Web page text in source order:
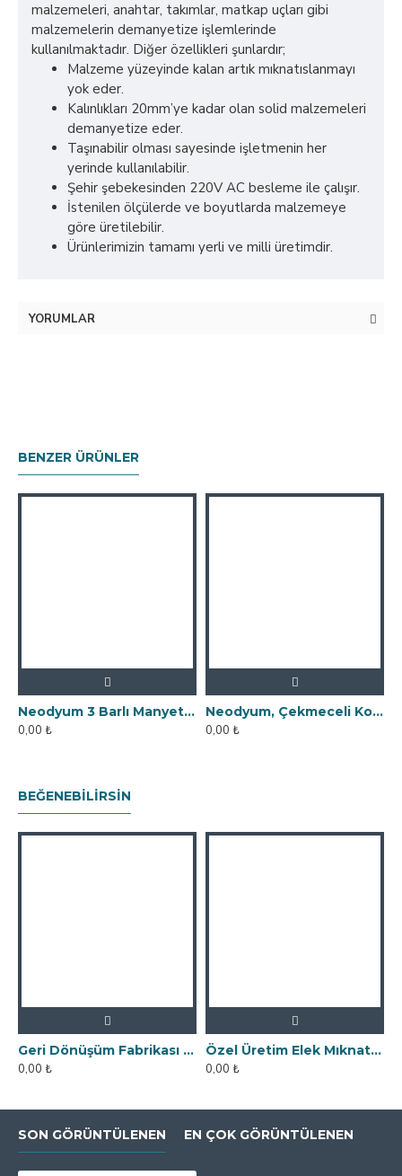
malzemeleri, anahtar, takımlar, matkap uçları gibi
malzemelerin demanyetize işlemlerinde
kullanılmaktadır. Diğer özellikleri şunlardır;
Malzeme yüzeyinde kalan artık mıknatıslanmayı
yok eder.
Kalınlıkları 20mm’ye kadar olan solid malzemeleri
demanyetize eder.
Taşınabilir olması sayesinde işletmenin her
yerinde kullanılabilir.
Şehir şebekesinden 220V AC besleme ile çalışır.
İstenilen ölçülerde ve boyutlarda malzemeye
göre üretilebilir.
Ürünlerimizin tamamı yerli ve milli üretimdir.
YORUMLAR
BENZER ÜRÜNLER
Neodyum 3 Barlı Manyetik Elek Mıknatıs Seperatör
0,00 ₺
Neodyum, Çekmeceli Kovan Tipi Elek Mıknatıs
0,00 ₺
BEĞENEBILIRSIN
Geri Dönüşüm Fabrikası İçin Kolay Temizlenebilir Neodyum Elek Mıknatıs
0,00 ₺
Özel Üretim Elek Mıknatıs - Un Fabrikasına
0,00 ₺
SON GÖRÜNTÜLENEN EN ÇOK GÖRÜNTÜLENEN